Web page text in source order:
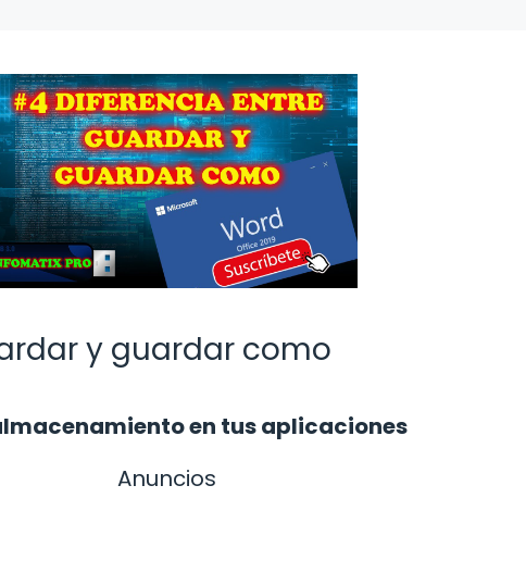
y guardar como
en tus aplicaciones
Anuncios